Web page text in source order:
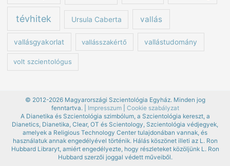
tévhitek Ursula Caberta vallás
vallásgyakorlat vallásszakértő vallástudomány
volt szcientológus
© 2012-2026 Magyarországi Szcientológia Egyház. Minden jog
fenntartva. |
Impresszum| Cookie szabályzat
A Dianetika és Szcientológia szimbólum, a Szcientológia kereszt, a
Dianetics, Dianetika, Clear, OT és Scientology, Szcientológia védjegyek,
amelyek a Religious Technology Center tulajdonában vannak, és
használatuk annak engedélyével történik. Hálás köszönet illeti az L. Ron
Hubbard Libraryt, amiért engedélyezte, hogy részleteket közöljünk L. Ron
Hubbard szerzői joggal védett műveiből.